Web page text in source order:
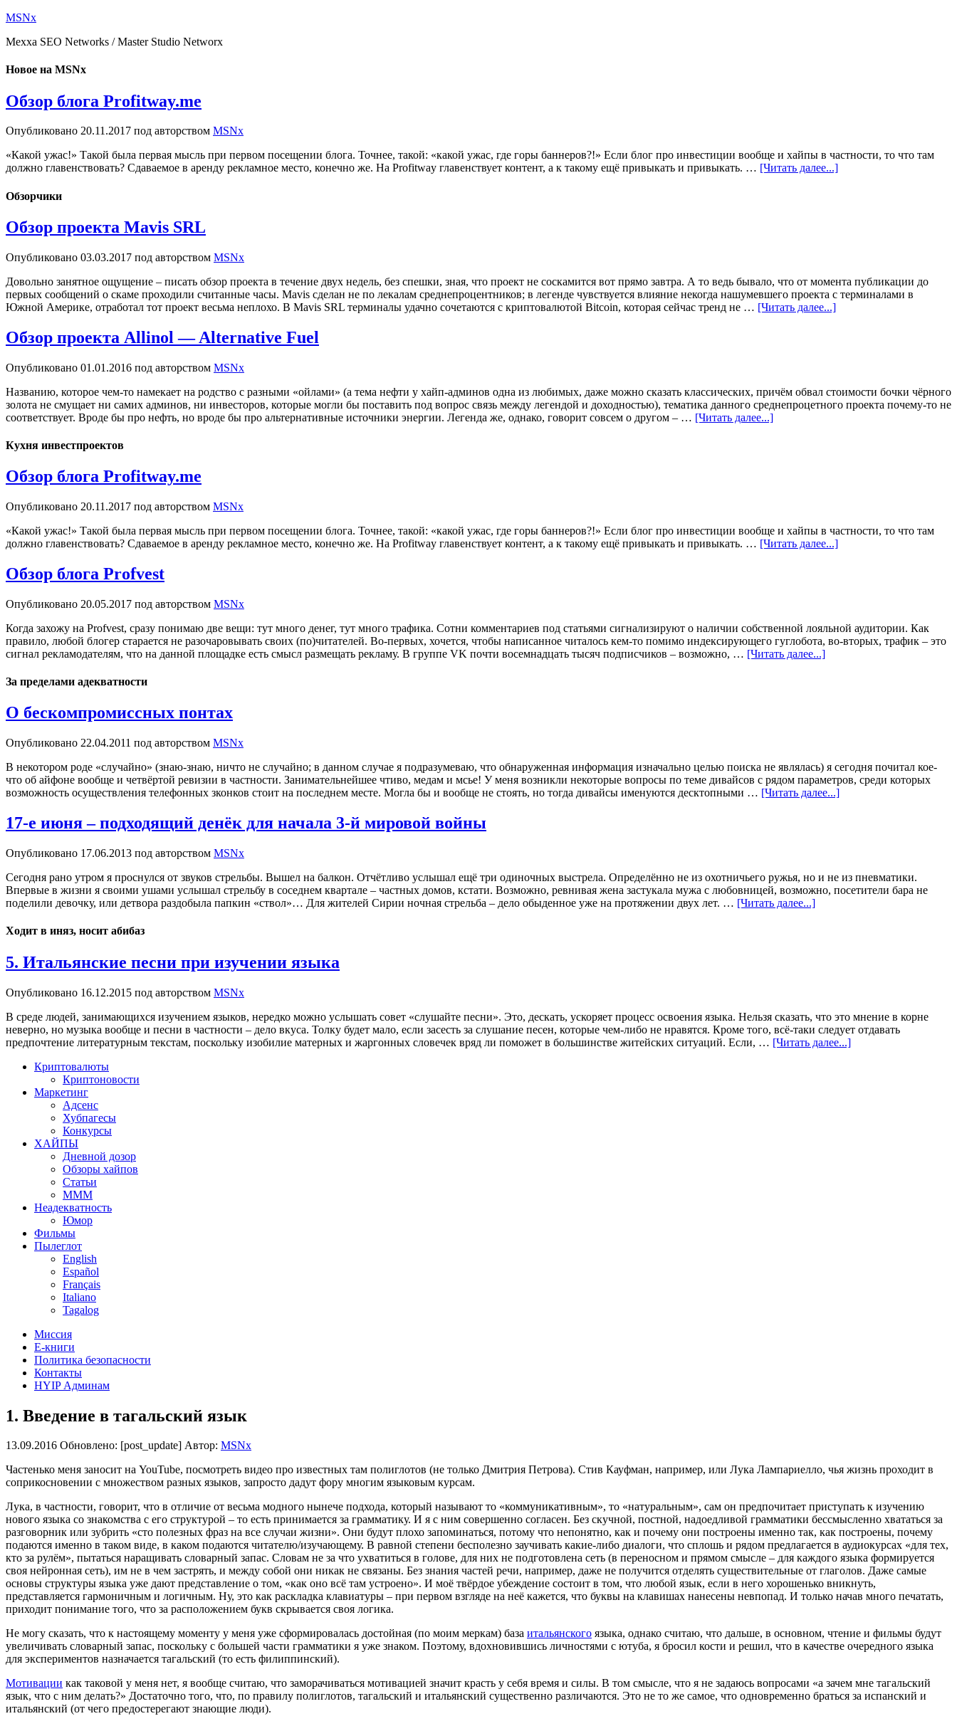
MSNx
Mexxa SEO Networks / Master Studio Networx
Новое на MSNx
Обзор блога Profitway.me
Опубликовано 20.11.2017 под авторством MSNx
«Какой ужас!» Такой была первая мысль при первом посещении блога. Точнее, такой: «какой ужас, где горы баннеров?!» Если блог про инвестиции вообще и хайпы в частности, то что там
должно главенствовать? Сдаваемое в аренду рекламное место, конечно же. На Profitway главенствует контент, а к такому ещё привыкать и привыкать. … [Читать далее...]
Обзорчики
Обзор проекта Mavis SRL
Опубликовано 03.03.2017 под авторством MSNx
Довольно занятное ощущение – писать обзор проекта в течение двух недель, без спешки, зная, что проект не соскамится вот прямо завтра. А то ведь бывало, что от момента публикации до
первых сообщений о скаме проходили считанные часы. Mavis сделан не по лекалам среднепроцентников; в легенде чувствуется влияние некогда нашумевшего проекта с терминалами в
Южной Америке, отработал тот проект весьма неплохо. В Mavis SRL терминалы удачно сочетаются с криптовалютой Bitcoin, которая сейчас тренд не … [Читать далее...]
Обзор проекта Allinol — Alternative Fuel
Опубликовано 01.01.2016 под авторством MSNx
Названию, которое чем-то намекает на родство с разными «ойлами» (а тема нефти у хайп-админов одна из любимых, даже можно сказать классических, причём обвал стоимости бочки чёрного
золота не смущает ни самих админов, ни инвесторов, которые могли бы поставить под вопрос связь между легендой и доходностью), тематика данного среднепроцетного проекта почему-то не
соответствует. Вроде бы про нефть, но вроде бы про альтернативные источники энергии. Легенда же, однако, говорит совсем о другом – … [Читать далее...]
Кухня инвестпроектов
Обзор блога Profitway.me
Опубликовано 20.11.2017 под авторством MSNx
«Какой ужас!» Такой была первая мысль при первом посещении блога. Точнее, такой: «какой ужас, где горы баннеров?!» Если блог про инвестиции вообще и хайпы в частности, то что там
должно главенствовать? Сдаваемое в аренду рекламное место, конечно же. На Profitway главенствует контент, а к такому ещё привыкать и привыкать. … [Читать далее...]
Обзор блога Profvest
Опубликовано 20.05.2017 под авторством MSNx
Когда захожу на Profvest, сразу понимаю две вещи: тут много денег, тут много трафика. Сотни комментариев под статьями сигнализируют о наличии собственной лояльной аудитории. Как
правило, любой блогер старается не разочаровывать своих (по)читателей. Во-первых, хочется, чтобы написанное читалось кем-то помимо индексирующего гуглобота, во-вторых, трафик – это
сигнал рекламодателям, что на данной площадке есть смысл размещать рекламу. В группе VK почти восемнадцать тысяч подписчиков – возможно, … [Читать далее...]
За пределами адекватности
О бескомпромиссных понтах
Опубликовано 22.04.2011 под авторством MSNx
В некотором роде «случайно» (знаю-знаю, ничто не случайно; в данном случае я подразумеваю, что обнаруженная информация изначально целью поиска не являлась) я сегодня почитал кое-
что об айфоне вообще и четвёртой ревизии в частности. Занимательнейшее чтиво, медам и мсье! У меня возникли некоторые вопросы по теме дивайсов с рядом параметров, среди которых
возможность осуществления телефонных зконков стоит на последнем месте. Могла бы и вообще не стоять, но тогда дивайсы именуются десктопными … [Читать далее...]
17-е июня – подходящий денёк для начала 3-й мировой войны
Опубликовано 17.06.2013 под авторством MSNx
Сегодня рано утром я проснулся от звуков стрельбы. Вышел на балкон. Отчётливо услышал ещё три одиночных выстрела. Определённо не из охотничьего ружья, но и не из пневматики.
Впервые в жизни я своими ушами услышал стрельбу в соседнем квартале – частных домов, кстати. Возможно, ревнивая жена застукала мужа с любовницей, возможно, посетители бара не
поделили девочку, или детвора раздобыла папкин «ствол»… Для жителей Сирии ночная стрельба – дело обыденное уже на протяжении двух лет. … [Читать далее...]
Ходит в иняз, носит абибаз
5. Итальянские песни при изучении языка
Опубликовано 16.12.2015 под авторством MSNx
В среде людей, занимающихся изучением языков, нередко можно услышать совет «слушайте песни». Это, дескать, ускоряет процесс освоения языка. Нельзя сказать, что это мнение в корне
неверно, но музыка вообще и песни в частности – дело вкуса. Толку будет мало, если засесть за слушание песен, которые чем-либо не нравятся. Кроме того, всё-таки следует отдавать
предпочтение литературным текстам, поскольку изобилие матерных и жаргонных словечек вряд ли поможет в большинстве житейских ситуаций. Если, … [Читать далее...]
Криптовалюты
Криптоновости
Маркетинг
Адсенс
Хубпагесы
Конкурсы
ХАЙПЫ
Дневной дозор
Обзоры хайпов
Статьи
МММ
Неадекватность
Юмор
Фильмы
Пылеглот
English
Español
Français
Italiano
Tagalog
Миссия
Е-книги
Политика безопасности
Контакты
HYIP Админам
1. Введение в тагальский язык
13.09.2016 Обновлено: [post_update] Автор: MSNx
Частенько меня заносит на YouTube, посмотреть видео про известных там полиглотов (не только Дмитрия Петрова). Стив Кауфман, например, или Лука Лампариелло, чья жизнь проходит в
соприкосновении с множеством разных языков, запросто дадут фору многим языковым курсам.
Лука, в частности, говорит, что в отличие от весьма модного нынече подхода, который называют то «коммуникативным», то «натуральным», сам он предпочитает приступать к изучению
нового языка со знакомства с его структурой – то есть принимается за грамматику. И я с ним совершенно согласен. Без скучной, постной, надоедливой грамматики бессмысленно хвататься за
разговорник или зубрить «сто полезных фраз на все случаи жизни». Они будут плохо запоминаться, потому что непонятно, как и почему они построены именно так, как построены, почему
подаются именно в таком виде, в каком подаются читателю/изучающему. В равной степени бесполезно заучивать какие-либо диалоги, что сплошь и рядом предлагается в аудиокурсах «для тех,
кто за рулём», пытаться наращивать словарный запас. Словам не за что ухватиться в голове, для них не подготовлена сеть (в переносном и прямом смысле – для каждого языка формируется
своя нейронная сеть), им не в чем застрять, и между собой они никак не связаны. Без знания частей речи, например, даже не получится отделять существительные от глаголов. Даже самые
основы структуры языка уже дают представление о том, «как оно всё там устроено». И моё твёрдое убеждение состоит в том, что любой язык, если в него хорошенько вникнуть,
представляется гармоничным и логичным. Ну, это как раскладка клавиатуры – при первом взгляде на неё кажется, что буквы на клавишах нанесены невпопад. И только начав много печатать,
приходит понимание того, что за расположением букв скрывается своя логика.
Не могу сказать, что к настоящему моменту у меня уже сформировалась достойная (по моим меркам) база итальянского языка, однако считаю, что дальше, в основном, чтение и фильмы будут
увеличивать словарный запас, поскольку с большей части грамматики я уже знаком. Поэтому, вдохновившись личностями с ютуба, я бросил кости и решил, что в качестве очередного языка
для экспериментов назначается тагальский (то есть филиппинский).
Мотивации как таковой у меня нет, я вообще считаю, что заморачиваться мотивацией значит красть у себя время и силы. В том смысле, что я не задаюсь вопросами «а зачем мне тагальский
язык, что с ним делать?» Достаточно того, что, по правилу полиглотов, тагальский и итальянский существенно различаются. Это не то же самое, что одновременно браться за испанский и
итальянский (от чего предостерегают знающие люди).